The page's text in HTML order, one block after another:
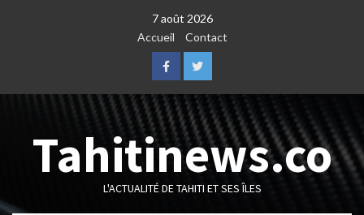
7 août 2026
Accueil
Contact
FacebookTwitter
Tahitinews.co
L'ACTUALITÉ DE TAHITI ET SES ÎLES